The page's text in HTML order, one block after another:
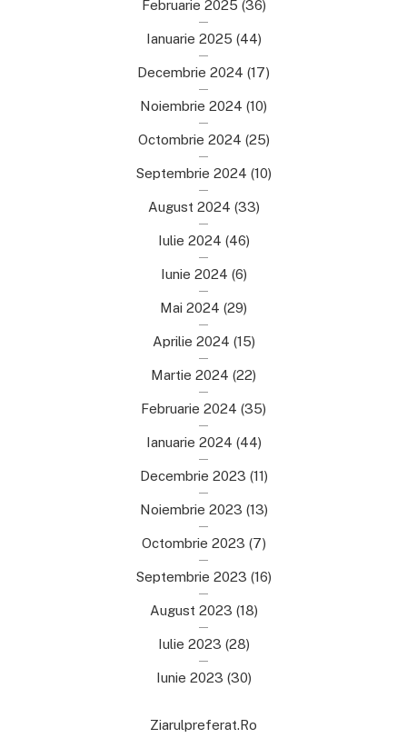
Februarie 2025 (36)
Ianuarie 2025 (44)
Decembrie 2024 (17)
Noiembrie 2024 (10)
Octombrie 2024 (25)
Septembrie 2024 (10)
August 2024 (33)
Iulie 2024 (46)
Iunie 2024 (6)
Mai 2024 (29)
Aprilie 2024 (15)
Martie 2024 (22)
Februarie 2024 (35)
Ianuarie 2024 (44)
Decembrie 2023 (11)
Noiembrie 2023 (13)
Octombrie 2023 (7)
Septembrie 2023 (16)
August 2023 (18)
Iulie 2023 (28)
Iunie 2023 (30)
Ziarulpreferat.ro